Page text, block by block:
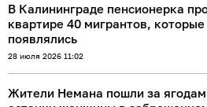
В Калининграде пенсионерка
квартире 40 мигрантов,
появлялись
28 июля 2026 11:02
Жители Немана пошли за